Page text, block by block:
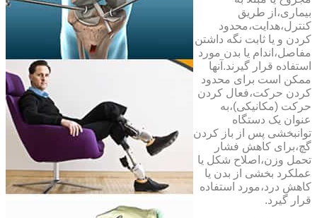
بیماری،از طریق
کنترل،هدایت،محدود
کردن و یا ثابت نگه داشتن
مفاصل،اندام یا بدن مورد
استفاده قرار گیرند.آنها
ممکن است برای محدود
کردن حرکت،فعال کردن
حرکت (مکانیکی)،به
عنوان یک دستگاه
توانبخشی پس از باز کردن
گچ،برای کاهش فشار
تحمل وزن،اصلاح شکل یا
عملکرد بخشی از بدن یا
کاهش درد،مورد استفاده
قرار گیرد.